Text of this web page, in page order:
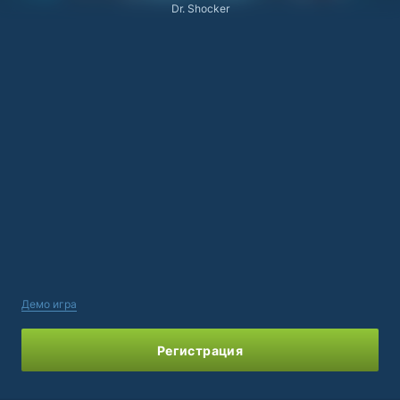
Dr. Shocker
Демо игра
Регистрация